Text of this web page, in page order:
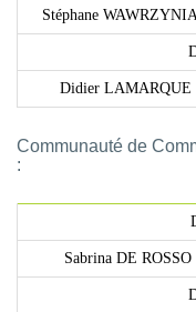
Stéphane
Didier LAMARQUE
Communauté de
:
Sabrina DE ROSSO